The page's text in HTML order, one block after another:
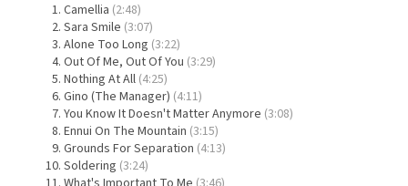
Camellia (2:48)
Sara Smile (3:07)
Alone Too Long (3:22)
Out Of Me, Out Of You (3:29)
Nothing At All (4:25)
Gino (The Manager) (4:11)
You Know It Doesn't Matter Anymore (3:08)
Ennui On The Mountain (3:15)
Grounds For Separation (4:13)
Soldering (3:24)